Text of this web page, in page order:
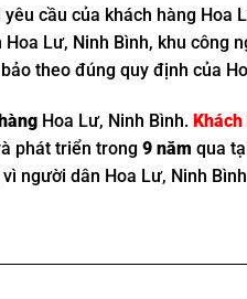
cầu của khách hàng Hoa
Lư, Ninh Bình, khu công
theo đúng quy định của
Hoa Lư, Ninh Bình.
phát triển trong 9 năm qua
người dân Hoa Lư, Ninh